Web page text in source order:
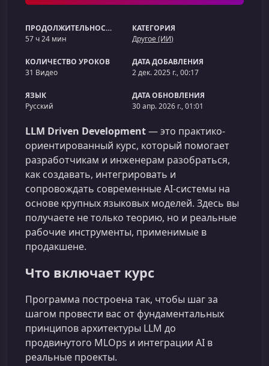
ПРОДОЛЖИТЕЛЬНОСТЬ
57 ч 24 мин
КАТЕГОРИЯ
Другое (ИИ)
КОЛИЧЕСТВО УРОКОВ
31 Видео
ДАТА ДОБАВЛЕНИЯ
2 дек. 2025 г., 00:17
ЯЗЫК
Русский
ДАТА ОБНОВЛЕНИЯ
30 апр. 2026 г., 01:01
LLM Driven Development— это практико-
ориентированный курс, который помогает
разработчикам и инженерам разобраться,
как создавать, интегрировать и
сопровождать современные AI‑системы на
основе крупных языковых моделей. Здесь вы
получаете не только теорию, но и реальные
рабочие инструменты, применимые в
продакшене.
Что включает курс
Программа построена так, чтобы шаг за
шагом провести вас от фундаментальных
принципов архитектуры LLM до
продвинутого MLOps и интеграции AI в
реальные проекты.